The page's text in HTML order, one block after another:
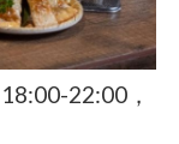
22:00，